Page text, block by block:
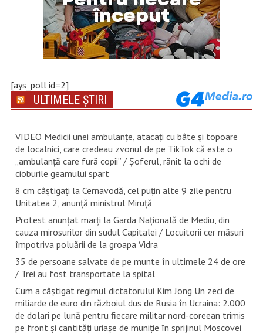
[ays_poll id=2]
ULTIMELE ȘTIRI
VIDEO Medicii unei ambulanțe, atacați cu bâte și topoare
de localnici, care credeau zvonul de pe TikTok că este o
„ambulanță care fură copii” / Șoferul, rănit la ochi de
cioburile geamului spart
8 cm câștigați la Cernavodă, cel puțin alte 9 zile pentru
Unitatea 2, anunță ministrul Miruță
Protest anunțat marți la Garda Națională de Mediu, din
cauza mirosurilor din sudul Capitalei / Locuitorii cer măsuri
împotriva poluării de la groapa Vidra
35 de persoane salvate de pe munte în ultimele 24 de ore
/ Trei au fost transportate la spital
Cum a câștigat regimul dictatorului Kim Jong Un zeci de
miliarde de euro din războiul dus de Rusia în Ucraina: 2.000
de dolari pe lună pentru fiecare militar nord-coreean trimis
pe front și cantități uriașe de muniție în sprijinul Moscovei